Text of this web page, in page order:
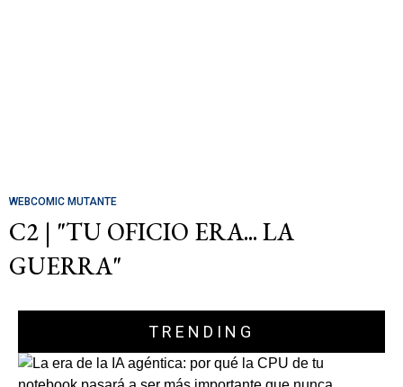
WEBCOMIC MUTANTE
C2 | "TU OFICIO ERA... LA
GUERRA"
TRENDING